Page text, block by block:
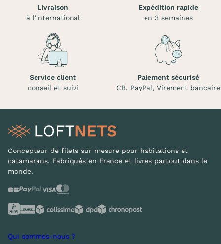
Livraison
à l'international
Expédition rapide
en 3 semaines
Service client
conseil et suivi
Paiement sécurisé
CB, PayPal, Virement bancaire
Concepteur de filets sur mesure pour habitations et
catamarans. Fabriqués en France et livrés partout dans le
monde.
Qui sommes-nous ?